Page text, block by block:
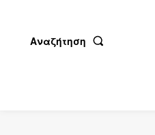
Αναζήτηση